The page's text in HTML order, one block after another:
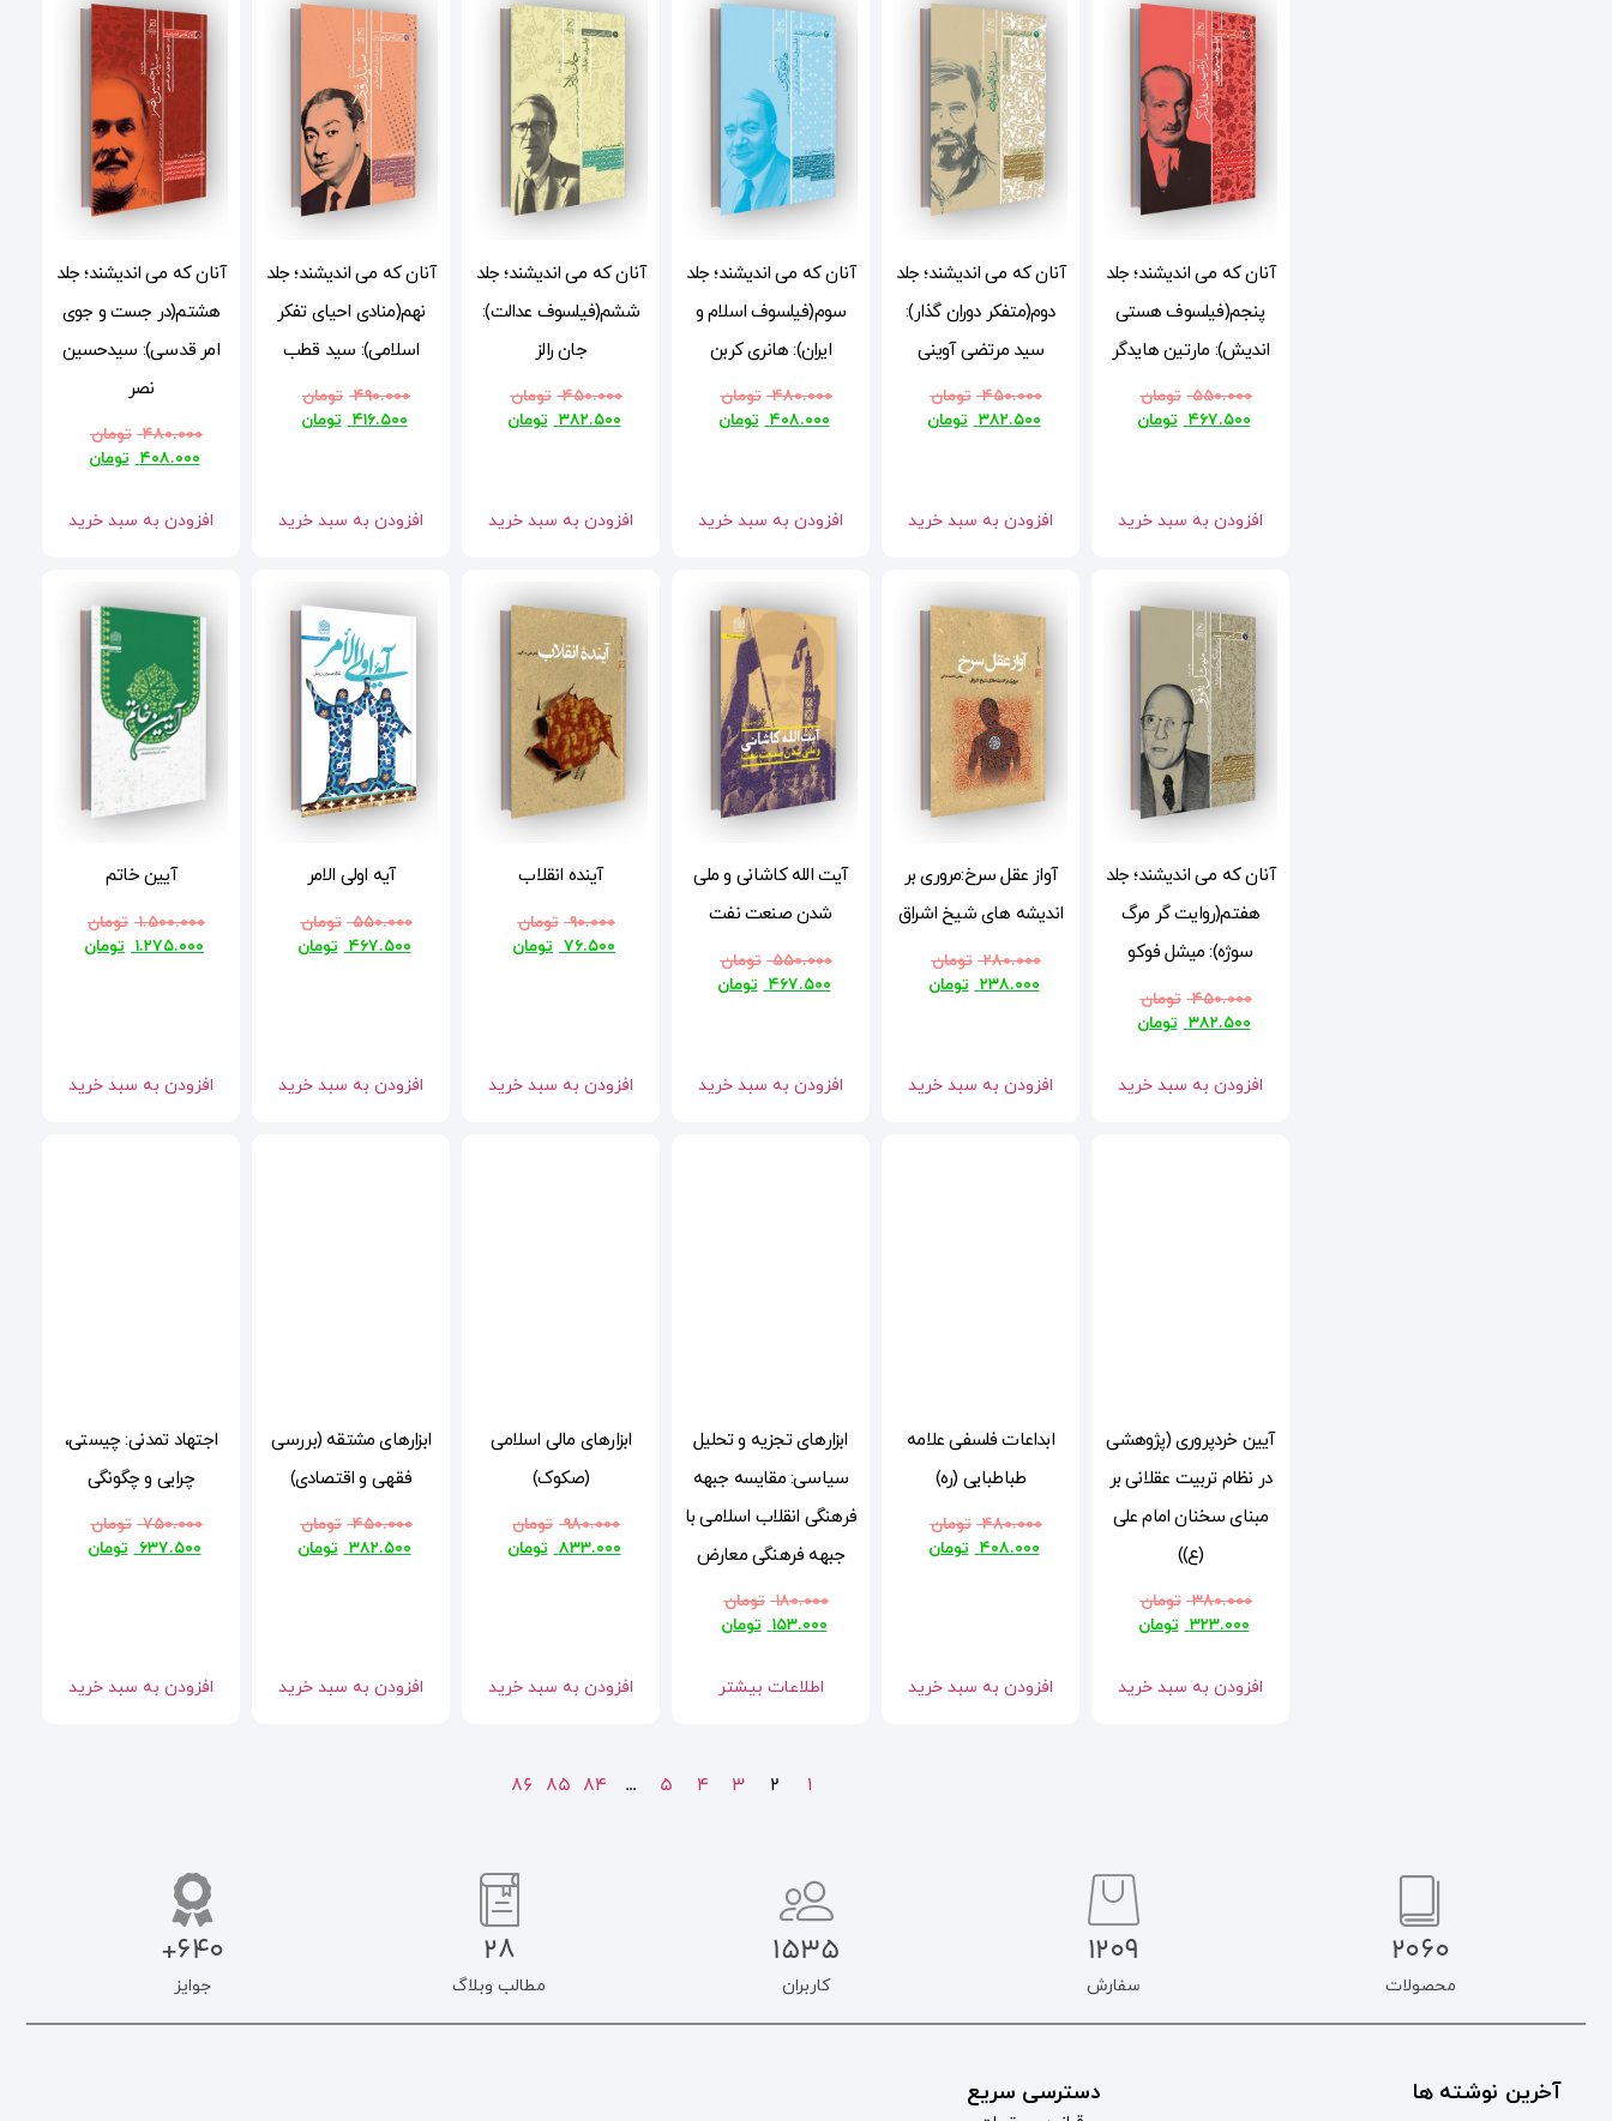
آنان که می اندیشند؛ جلد
پنجم(فیلسوف هستی
اندیش): مارتین هایدگر
۵۵۰.۰۰۰ تومان
۴۶۷.۵۰۰ تومان
افزودن به سبد خرید
آنان که می اندیشند؛ جلد
دوم(متفکر دوران گذار):
سید مرتضی آوینی
۴۵۰.۰۰۰ تومان
۳۸۲.۵۰۰ تومان
افزودن به سبد خرید
آنان که می اندیشند؛ جلد
سوم(فیلسوف اسلام و
ایران): هانری کربن
۴۸۰.۰۰۰ تومان
۴۰۸.۰۰۰ تومان
افزودن به سبد خرید
آنان که می اندیشند؛ جلد
ششم(فیلسوف عدالت):
جان رالز
۴۵۰.۰۰۰ تومان
۳۸۲.۵۰۰ تومان
افزودن به سبد خرید
آنان که می اندیشند؛ جلد
نهم(منادی احیای تفکر
اسلامی): سید قطب
۴۹۰.۰۰۰ تومان
۴۱۶.۵۰۰ تومان
افزودن به سبد خرید
آنان که می اندیشند؛ جلد
هشتم(در جست و جوی
امر قدسی): سیدحسین
نصر
۴۸۰.۰۰۰ تومان
۴۰۸.۰۰۰ تومان
افزودن به سبد خرید
آنان که می اندیشند؛ جلد
هفتم(روایت گر مرگ
سوژه): میشل فوکو
۴۵۰.۰۰۰ تومان
۳۸۲.۵۰۰ تومان
افزودن به سبد خرید
آواز عقل سرخ:مروری بر
اندیشه های شیخ اشراق
۲۸۰.۰۰۰ تومان
۲۳۸.۰۰۰ تومان
افزودن به سبد خرید
آیت الله کاشانی و ملی
شدن صنعت نفت
۵۵۰.۰۰۰ تومان
۴۶۷.۵۰۰ تومان
افزودن به سبد خرید
آینده انقلاب
۹۰.۰۰۰ تومان
۷۶.۵۰۰ تومان
افزودن به سبد خرید
آیه اولی الامر
۵۵۰.۰۰۰ تومان
۴۶۷.۵۰۰ تومان
افزودن به سبد خرید
آیین خاتم
۱.۵۰۰.۰۰۰ تومان
۱.۲۷۵.۰۰۰ تومان
افزودن به سبد خرید
آیین خردپروری (پژوهشی
در نظام تربیت عقلانی بر
مبنای سخنان امام علی
(ع))
۳۸۰.۰۰۰ تومان
۳۲۳.۰۰۰ تومان
افزودن به سبد خرید
ابداعات فلسفی علامه
طباطبایی (ره)
۴۸۰.۰۰۰ تومان
۴۰۸.۰۰۰ تومان
افزودن به سبد خرید
ابزارهای تجزیه و تحلیل
سیاسی: مقایسه جبهه
فرهنگی انقلاب اسلامی با
جبهه فرهنگی معارض
۱۸۰.۰۰۰ تومان
۱۵۳.۰۰۰ تومان
اطلاعات بیشتر
ابزارهای مالی اسلامی
(صکوک)
۹۸۰.۰۰۰ تومان
۸۳۳.۰۰۰ تومان
افزودن به سبد خرید
ابزارهای مشتقه (بررسی
فقهی و اقتصادی)
۴۵۰.۰۰۰ تومان
۳۸۲.۵۰۰ تومان
افزودن به سبد خرید
اجتهاد تمدنی: چیستی،
چرایی و چگونگی
۷۵۰.۰۰۰ تومان
۶۳۷.۵۰۰ تومان
افزودن به سبد خرید
1
2
3
4
5
…
84
85
86
2060
محصولات
1209
سفارش
1535
کاربران
28
مطالب وبلاگ
640+
جوایز
آخرین نوشته ها دسترسی سریع